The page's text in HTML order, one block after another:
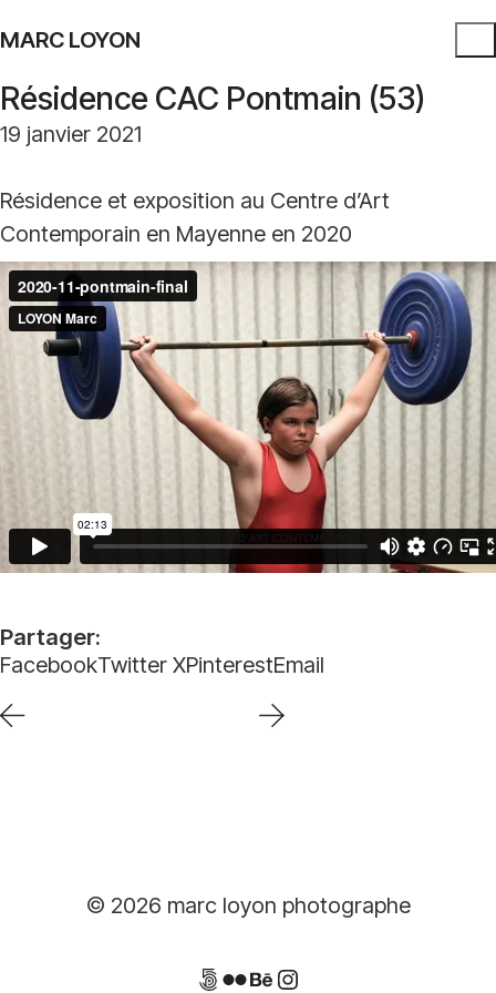
MARC LOYON
Résidence CAC Pontmain (53)
19 janvier 2021
Résidence et exposition au Centre d’Art
Contemporain en Mayenne en 2020
Partager:
FacebookTwitter XPinterestEmail
© 2026 marc loyon photographe
500px
flickrbehance
instagram